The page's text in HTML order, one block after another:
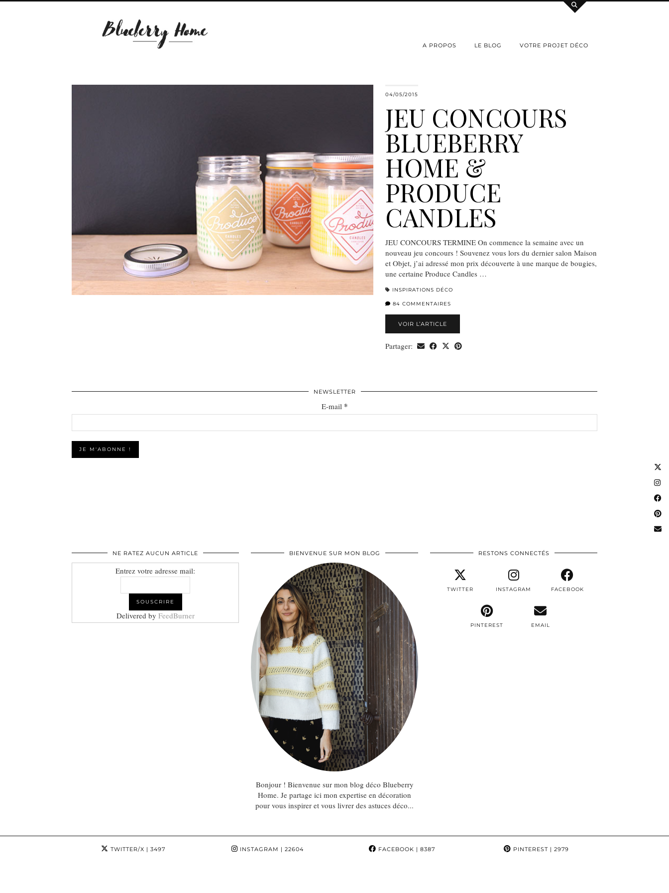
A PROPOS LE BLOG VOTRE PROJET DÉCO
04/05/2015
JEU CONCOURS
BLUEBERRY
HOME &
PRODUCE
CANDLES
JEU CONCOURS TERMINE On commence la semaine avec un
nouveau jeu concours ! Souvenez vous lors du dernier salon Maison
et Objet, j’ai adressé mon prix découverte à une marque de bougies,
une certaine Produce Candles …
INSPIRATIONS DÉCO
84 COMMENTAIRES
VOIR L’ARTICLE
Partager:
NEWSLETTER
E-mail *
NE RATEZ AUCUN ARTICLE
Entrez votre adresse mail:
Delivered by FeedBurner
BIENVENUE SUR MON BLOG
Bonjour ! Bienvenue sur mon blog déco Blueberry
Home. Je partage ici mon expertise en décoration
pour vous inspirer et vous livrer des astuces déco...
RESTONS CONNECTÉS
TWITTER INSTAGRAM FACEBOOK
PINTEREST EMAIL
TWITTER/X | 3497 INSTAGRAM | 22604 FACEBOOK | 8387 PINTEREST| 2979